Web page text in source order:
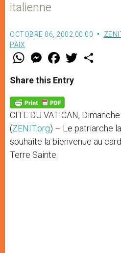
italienne
OCTOBRE 06, 2002 00:00
PAIX
W
t
s
p
p
M
e
s
e
g
e
r
F
a
e
b
o
k
w
Share this Entry
CITE DU VATICAN,
(ZENIT.org) – Le patriarche
souhaite la bienvenue au
Terre Sainte.